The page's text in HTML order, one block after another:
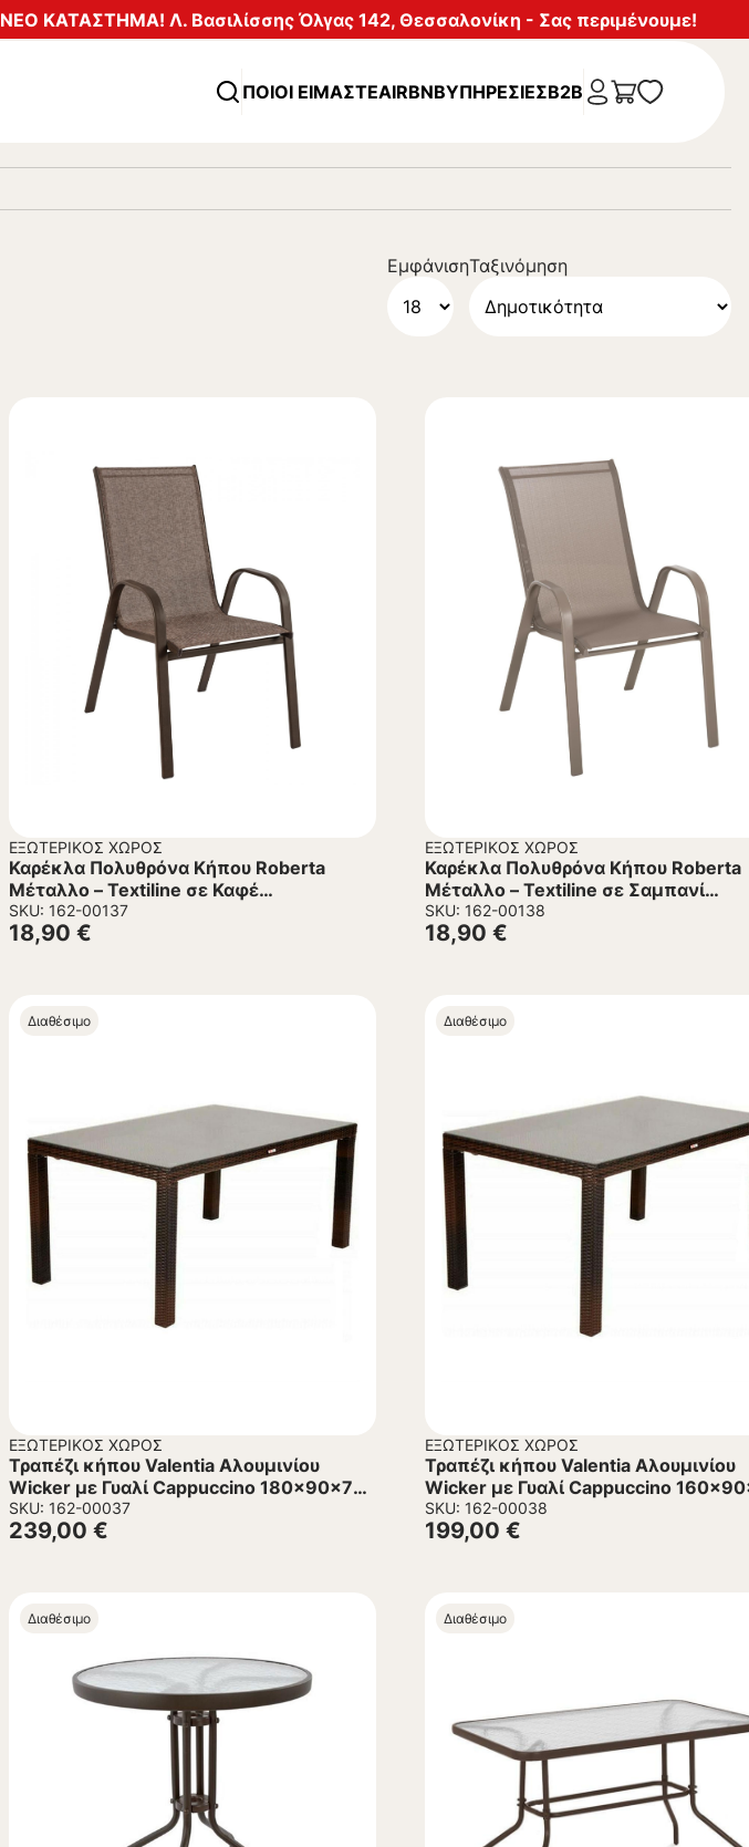
ΝΕΟ ΚΑΤΑΣΤΗΜΑ! Λ. Βασιλίσσης Όλγας 142, Θεσσαλονίκη - Σας περιμένουμε!
ΠΟΙΟΙ ΕΙΜΑΣΤΕAIRBNBΥΠΗΡΕΣΊΕΣB2B
ΕμφάνισηΤαξινόμηση
ΕΞΩΤΕΡΙΚΌΣ ΧΏΡΟΣ
Καρέκλα Πολυθρόνα Κήπου Roberta
Μέταλλο – Textiline σε Καφέ
54x74x93Υεκ.
SKU: 162-00137
18,90 €
ΕΞΩΤΕΡΙΚΌΣ ΧΏΡΟΣ
Καρέκλα Πολυθρόνα Κήπου Roberta
Μέταλλο – Textiline σε Σαμπανί
54x74x93Υεκ.
SKU: 162-00138
18,90 €
Διαθέσιμο
ΕΞΩΤΕΡΙΚΌΣ ΧΏΡΟΣ
Τραπέζι κήπου Valentia Αλουμινίου
Wicker με Γυαλί Cappuccino 180x90x74
εκ.
SKU: 162-00037
239,00 €
Διαθέσιμο
ΕΞΩΤΕΡΙΚΌΣ ΧΏΡΟΣ
Τραπέζι κήπου Valentia Αλουμινίου
Wicker με Γυαλί Cappuccino
εκ.
SKU: 162-00038
199,00 €
Διαθέσιμο Διαθέσιμο